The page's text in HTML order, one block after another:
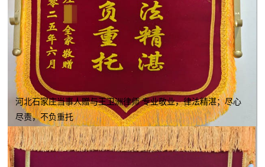
河北石家庄当事人赠与王卫洲律师 专业敬业，律法精湛；尽心
尽责，不负重托